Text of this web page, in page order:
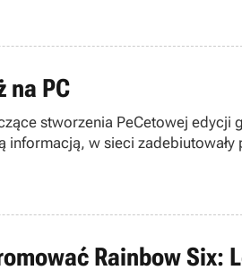
na PC
stworzenia PeCetowej
informacją, w sieci
Rainbow Six: